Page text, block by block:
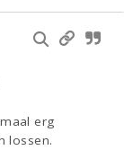
erg
lossen.